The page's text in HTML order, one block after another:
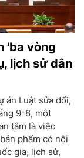
'ba vòng
lịch sử dân
án Luật sửa đổi,
9-8, một
tâm là việc
phẩm có nội
gia, lịch sử,